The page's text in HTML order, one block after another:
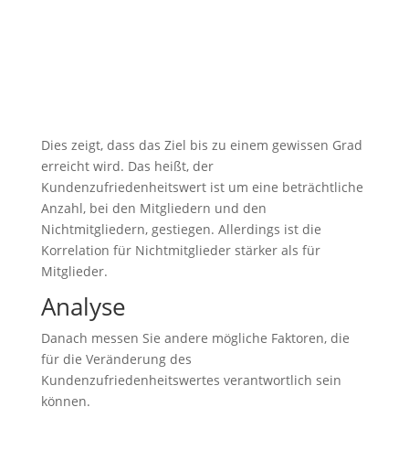
Dies zeigt, dass das Ziel bis zu einem gewissen Grad
erreicht wird. Das heißt, der
Kundenzufriedenheitswert ist um eine beträchtliche
Anzahl, bei den Mitgliedern und den
Nichtmitgliedern, gestiegen. Allerdings ist die
Korrelation für Nichtmitglieder stärker als für
Mitglieder.
Analyse
Danach messen Sie andere mögliche Faktoren, die
für die Veränderung des
Kundenzufriedenheitswertes verantwortlich sein
können.